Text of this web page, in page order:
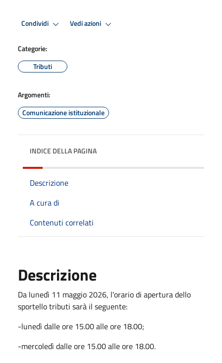
Condividi Vedi azioni
Categorie:
Tributi
Argomenti:
Comunicazione istituzionale
INDICE DELLA PAGINA
Descrizione
A cura di
Contenuti correlati
Descrizione
Da lunedì 11 maggio 2026, l'orario di apertura dello
sportello tributi sarà il seguente:
-lunedì dalle ore 15.00 alle ore 18.00;
-mercoledì dalle ore 15.00 alle ore 18.00.